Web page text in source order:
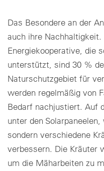
Impressum
Datenschutz
Hinweisgebersystem
Das Besondere an der
auch ihre
Energiekooperative, die
unterstützt, sind 30 %
Naturschutzgebiet für
werden regelmäßig von
Bedarf nachjustiert. Auf
unter den
sondern verschiedene
verbessern. Die Kräuter
um die Mäharbeiten zu